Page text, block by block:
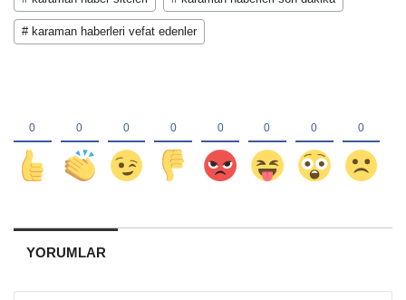
# karaman haberleri vefat edenler
YORUMLAR